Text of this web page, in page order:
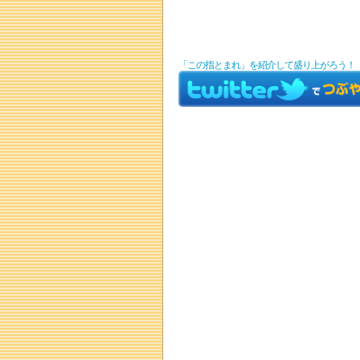
「この指とまれ」を紹介して盛り上がろう！